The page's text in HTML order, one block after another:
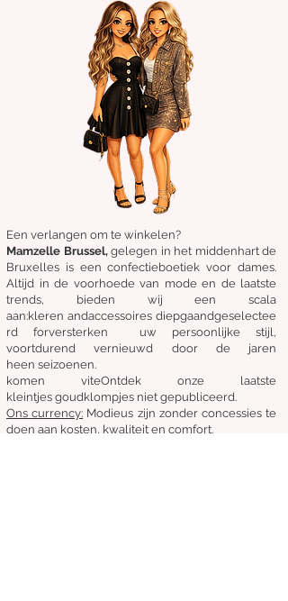
Een verlangen om te winkelen?
Mamzelle Brussel, gelegen in het middenhartde
Bruxelles is een confectieboetiek voor dames.
Altijd in de voorhoede van mode en de laatste
trends, bieden wij een scala
aan:kleren andaccessoires diepgaandgeselectee
rd forversterken uw persoonlijke stijl,
voortdurend vernieuwd door de jaren
heen seizoenen.
komen viteOntdek onze laatste
kleintjes goudklompjes niet gepubliceerd.
Ons currency: Modieus zijn zonder concessies te
doen aan kosten, kwaliteit en comfort.